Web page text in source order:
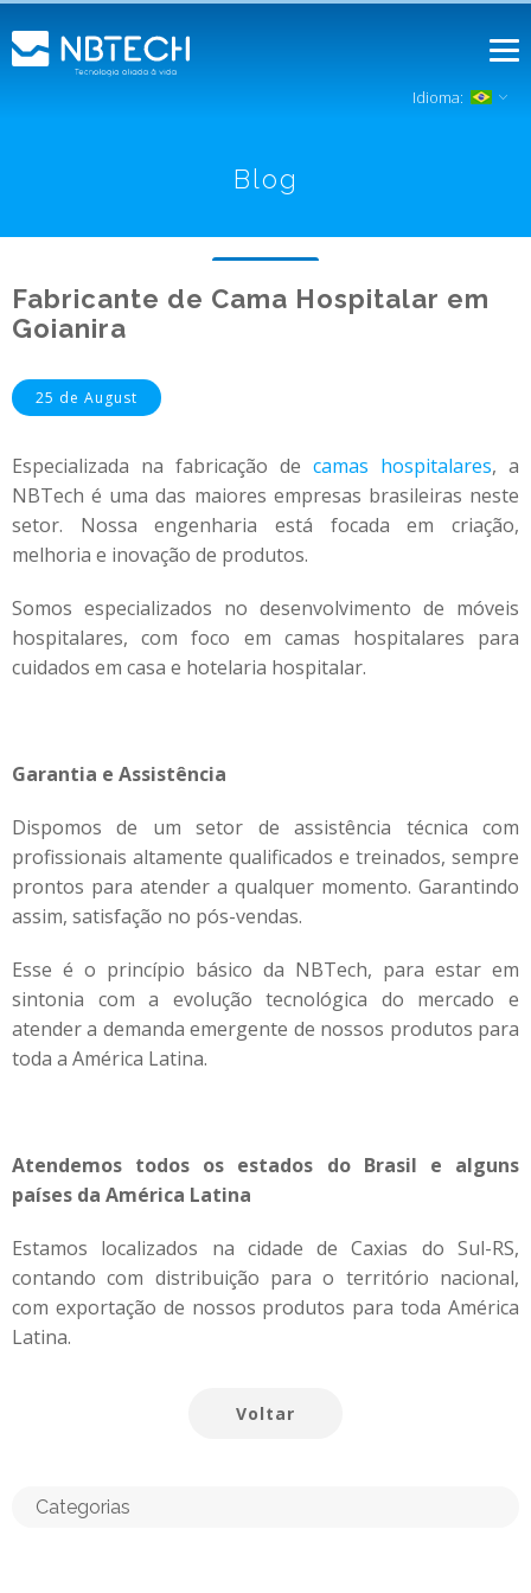
Idioma:
Blog
Fabricante de Cama Hospitalar em
Goianira
25 de August
Especializada na fabricação de camas hospitalares, a
NBTech é uma das maiores empresas brasileiras neste
setor. Nossa engenharia está focada em criação,
melhoria e inovação de produtos.
Somos especializados no desenvolvimento de móveis
hospitalares, com foco em camas hospitalares para
cuidados em casa e hotelaria hospitalar.
Garantia e Assistência
Dispomos de um setor de assistência técnica com
profissionais altamente qualificados e treinados, sempre
prontos para atender a qualquer momento. Garantindo
assim, satisfação no pós-vendas.
Esse é o princípio básico da NBTech, para estar em
sintonia com a evolução tecnológica do mercado e
atender a demanda emergente de nossos produtos para
toda a América Latina.
Atendemos todos os estados do Brasil e alguns
países da América Latina
Estamos localizados na cidade de Caxias do Sul-RS,
contando com distribuição para o território nacional,
com exportação de nossos produtos para toda América
Latina.
Voltar
Categorias